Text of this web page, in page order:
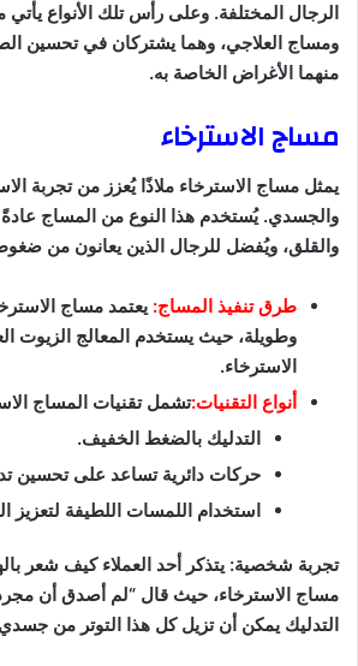
الرجال المختلفة. وعلى رأس تلك الأنواع يأتي
ومساج العلاجي، وهما يشتركان في تحسين
منهما الأغراض الخاصة به.
مساج الاسترخاء
يمثل مساج الاسترخاء ملاذًا يُعزز من تجربة
والجسدي. يُستخدم هذا النوع من المساج عادةً
والقلق، ويُفضل للرجال الذين يعانون من ضغوط
طرق تنفيذ المساج: يعتمد مساج
وطويلة، حيث يستخدم المعالج الزيوت
الاسترخاء.
أنواع التقنيات:تشمل تقنيات المساج
التدليك بالضغط الخفيف.
حركات دائرية تساعد على تحسين
استخدام اللمسات اللطيفة لتعزيز
تجربة شخصية: يتذكر أحد العملاء كيف شعر
مساج الاسترخاء، حيث قال “لم أصدق أن
التدليك يمكن أن تزيل كل هذا التوتر من